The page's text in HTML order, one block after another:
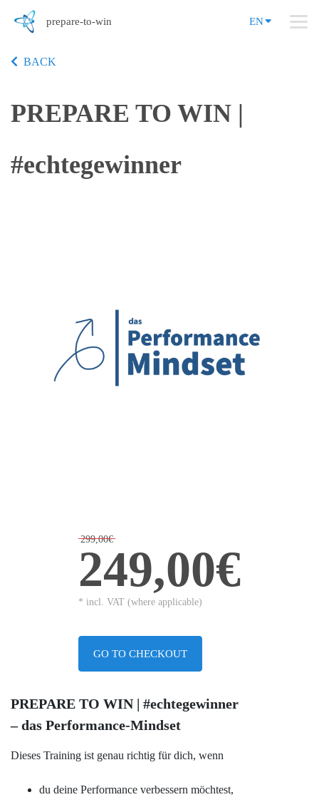
prepare-to-win EN
BACK
PREPARE TO WIN |
#echtegewinner
299,00€
249,00€
* incl. VAT (where applicable)
GO TO CHECKOUT
PREPARE TO WIN | #echtegewinner
– das Performance-Mindset
Dieses Training ist genau richtig für dich, wenn
du deine Performance verbessern möchtest,